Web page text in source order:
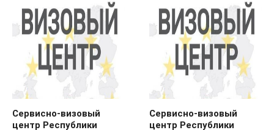
Сервисно-визовый
центр Республики
Сервисно-визовый
центр Республики